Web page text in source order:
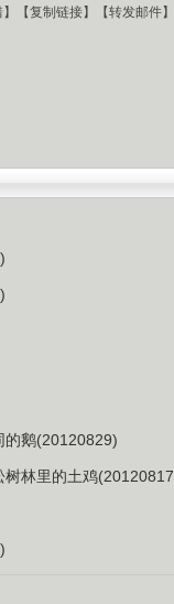
】【复制链接】【转发邮件
的鹅(20120829)
树林里的土鸡